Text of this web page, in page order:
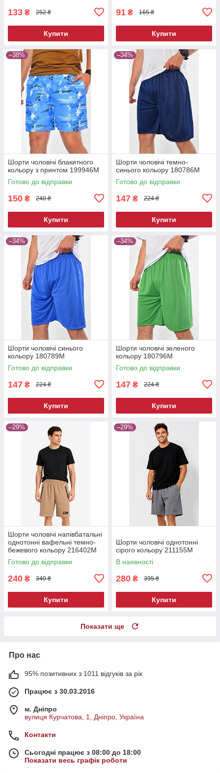
133 ₴ 252 ₴
Купити
91 ₴ 165 ₴
Купити
–38%
Шорти чоловічі блакитного
кольору з принтом 199946M
Готово до відправки
150 ₴ 240 ₴
Купити
–34%
Шорти чоловічі темно-
синього кольору 180786M
Готово до відправки
147 ₴ 224 ₴
Купити
–34%
Шорти чоловічі синього
кольору 180789M
Готово до відправки
147 ₴ 224 ₴
Купити
–34%
Шорти чоловічі зеленого
кольору 180796M
Готово до відправки
147 ₴ 224 ₴
Купити
–29%
Шорти чоловічі напівбатальні
однотонні вафельні темно-
бежевого кольору 216402M
Готово до відправки
240 ₴ 340 ₴
Купити
–29%
Шорти чоловічі однотонні
сірого кольору 211155M
В наявності
280 ₴ 395 ₴
Купити
Показати ще
Про нас
95% позитивних з 1011 відгуків за рік
Працює з 30.03.2016
м. Дніпро
вулиця Курчатова, 1, Дніпро, Україна
Контакти
Сьогодні працює з 08:00 до 18:00
Показати весь графік роботи